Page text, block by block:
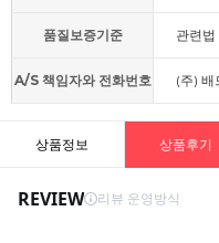
품질보증기준 관련
A/S 책임자와 전화번호 (주)
상품정보 상품후기